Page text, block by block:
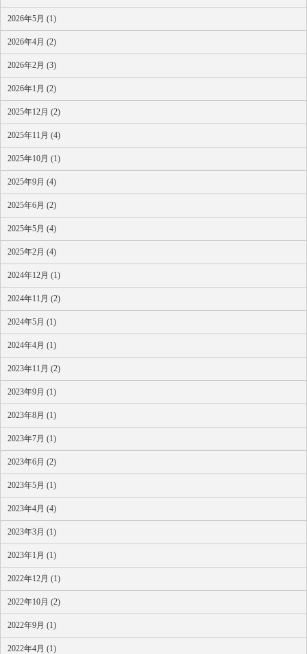
2026年5月 (1)
2026年4月 (2)
2026年2月 (3)
2026年1月 (2)
2025年12月 (2)
2025年11月 (4)
2025年10月 (1)
2025年9月 (4)
2025年6月 (2)
2025年5月 (4)
2025年2月 (4)
2024年12月 (1)
2024年11月 (2)
2024年5月 (1)
2024年4月 (1)
2023年11月 (2)
2023年9月 (1)
2023年8月 (1)
2023年7月 (1)
2023年6月 (2)
2023年5月 (1)
2023年4月 (4)
2023年3月 (1)
2023年1月 (1)
2022年12月 (1)
2022年10月 (2)
2022年9月 (1)
2022年4月 (1)